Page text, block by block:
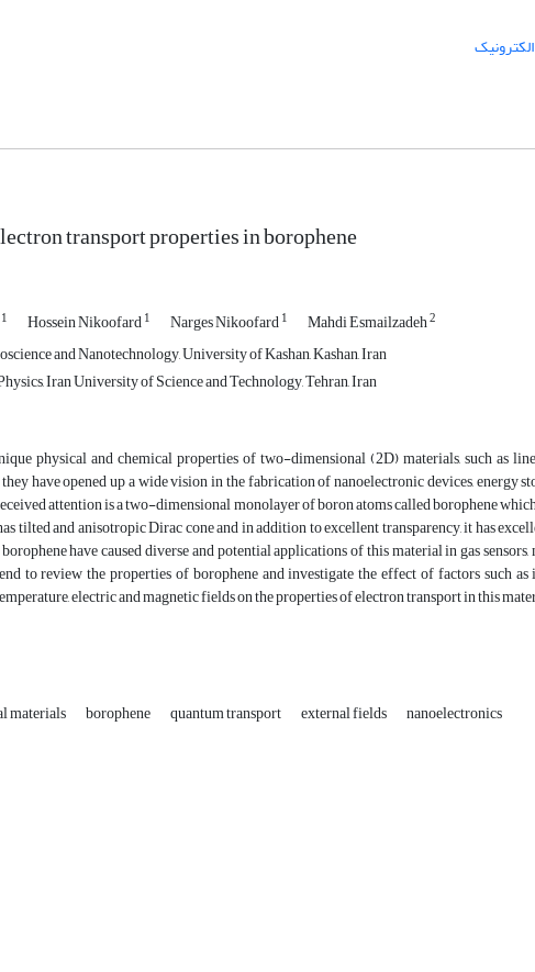
transport properties in borophene
1 Hossein Nikoofard1 Narges Nikoofard1 Mahdi Esmailzadeh2
and Nanotechnology, University of Kashan, Kashan, Iran
Iran University of Science and Technology, Tehran, Iran
physical and chemical properties of two-dimensional (2D) materials, such as
have opened up a wide vision in the fabrication of nanoelectronic devices, energy
attention is a two-dimensional monolayer of boron atoms called borophene
tilted and anisotropic Dirac cone and in addition to excellent transparency, it has
have caused diverse and potential applications of this material in gas
to review the properties of borophene and investigate the effect of factors such
electric and magnetic fields on the properties of electron transport in this
materials borophene quantum transport external fields nanoelectronics